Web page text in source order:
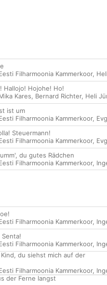
Filharmoonia Kammerkoor,
Hallojo! Hojohe! Ho!
Kares, Bernard Richter, Heli
ist um
Filharmoonia Kammerkoor,
Steuermann!
Filharmoonia Kammerkoor,
du gutes Rädchen
Filharmoonia Kammerkoor,
Filharmoonia Kammerkoor,
Senta!
Filharmoonia Kammerkoor,
du siehst mich auf der
Filharmoonia Kammerkoor,
der Ferne langst